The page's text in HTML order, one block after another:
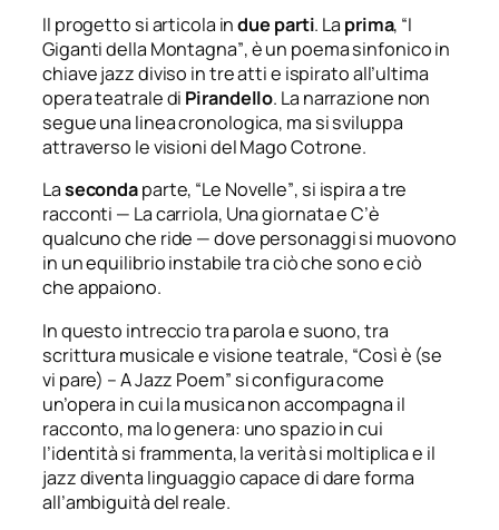
Il progetto si articola indue parti. La prima, “I
Giganti della Montagna”, è un poema sinfonico in
chiave jazz diviso in tre atti e ispirato all’ultima
opera teatrale di Pirandello. La narrazione non
segue una linea cronologica, ma si sviluppa
attraverso le visioni del Mago Cotrone.
Lasecondaparte, “Le Novelle”, si ispira a tre
racconti — La carriola, Una giornataeC’è
qualcuno che ride — dove personaggi si muovono
in un equilibrio instabile tra ciò che sono e ciò
che appaiono.
In questo intreccio tra parola e suono, tra
scrittura musicale e visione teatrale, “Così è (se
vi pare) – A Jazz Poem” si configura come
un’opera in cui la musica non accompagna il
racconto, ma lo genera: uno spazio in cui
l’identità si frammenta, la verità si moltiplica e il
jazz diventa linguaggio capace di dare forma
all’ambiguità del reale.